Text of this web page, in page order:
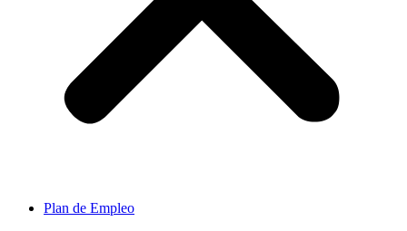
Plan de Empleo